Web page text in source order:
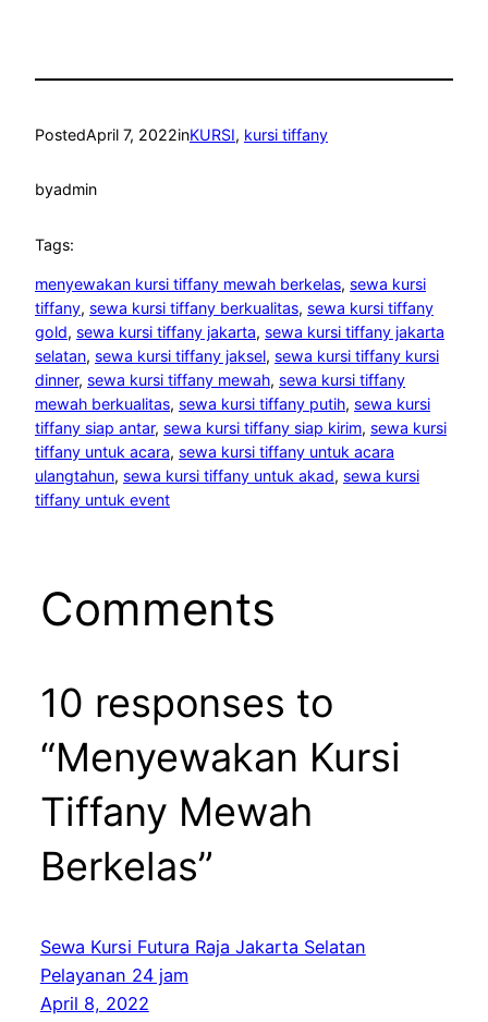
PostedApril 7, 2022inKURSI, kursi tiffany
byadmin
Tags:
menyewakan kursi tiffany mewah berkelas, sewa kursi
tiffany, sewa kursi tiffany berkualitas, sewa kursi tiffany
gold, sewa kursi tiffany jakarta, sewa kursi tiffany jakarta
selatan, sewa kursi tiffany jaksel, sewa kursi tiffany kursi
dinner, sewa kursi tiffany mewah, sewa kursi tiffany
mewah berkualitas, sewa kursi tiffany putih, sewa kursi
tiffany siap antar, sewa kursi tiffany siap kirim, sewa kursi
tiffany untuk acara, sewa kursi tiffany untuk acara
ulangtahun, sewa kursi tiffany untuk akad, sewa kursi
tiffany untuk event
Comments
10 responses to
“Menyewakan Kursi
Tiffany Mewah
Berkelas”
Sewa Kursi Futura Raja Jakarta Selatan
Pelayanan 24 jam
April 8, 2022